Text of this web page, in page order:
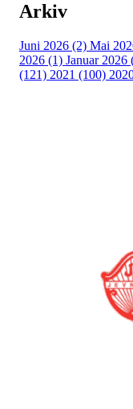
Arkiv
Juni 2026 (2) Mai
2026 (1) Januar 2026
(121) 2021 (100)